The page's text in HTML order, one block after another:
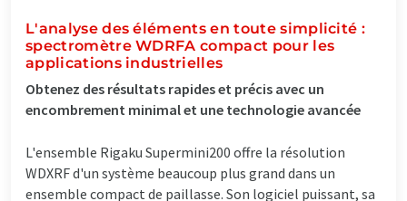
L'analyse des éléments en toute simplicité :
spectromètre WDRFA compact pour les
applications industrielles
Obtenez des résultats rapides et précis avec un
encombrement minimal et une technologie avancée
L'ensemble Rigaku Supermini200 offre la résolution
WDXRF d'un système beaucoup plus grand dans un
ensemble compact de paillasse. Son logiciel puissant, sa